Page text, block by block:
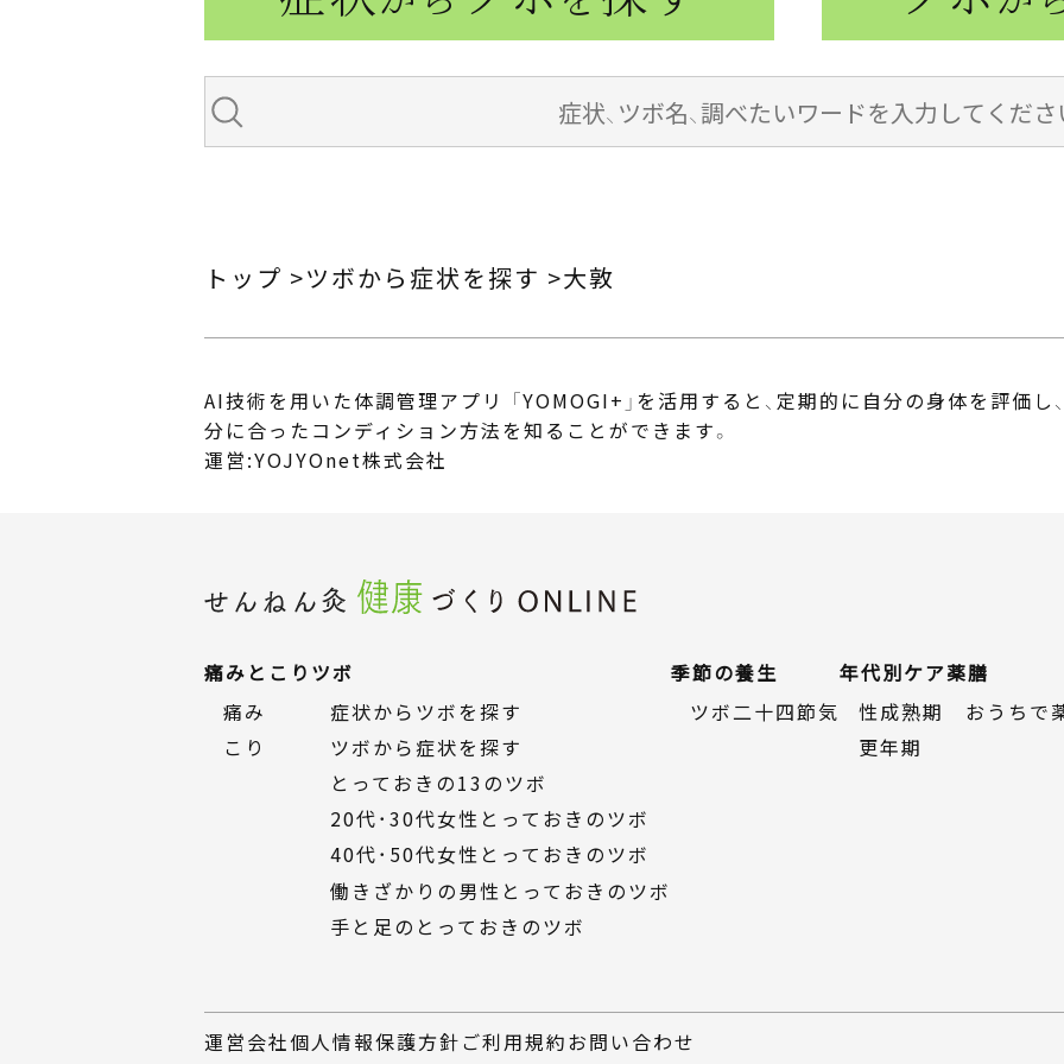
トップ ツボから症状を探す 大敦
AI技術を用いた体調管理アプリ 「YOMOGI+」 を活用すると、定期的に自分の身体を評価し
分に合ったコンディション方法を知ることができます。
運営:YOJYOnet株式会社
痛みとこり
痛み
こり
ツボ
症状からツボを探す
ツボから症状を探す
とっておきの13のツボ
20代・30代女性とっておきのツボ
40代・50代女性とっておきのツボ
働きざかりの男性とっておきのツボ
手と足のとっておきのツボ
季節の養生
ツボ二十四節気
年代別ケア
性成熟期
更年期
薬膳
おうちで
運営会社個人情報保護方針ご利用規約お問い合わせ